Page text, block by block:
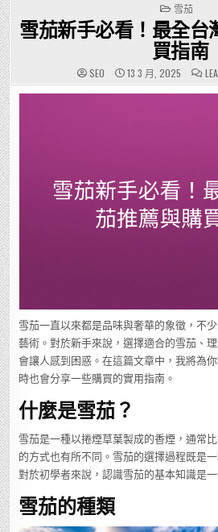
POSTED
IN
雪茄
雪茄新手必看！最全台
買指南
SEO 13 3 月, 2025
雪茄一直以來都是品味與奢華的象徵，不
藝術。對於新手來說，選擇適合的雪茄、
會讓人感到困惑。在這篇文章中，我將為
時也會分享一些購買的實用指南。
什麼是雪茄？
雪茄是一種以捲煙草葉製成的香煙，通常
的方式也有所不同。雪茄的選擇過程既是
對於初學者來說，認識雪茄的基本知識是
雪茄的種類